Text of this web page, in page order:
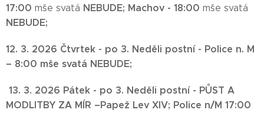
17:00 mše svatá NEBUDE; Machov - 18:00 mše svatá
NEBUDE;
12. 3. 2026 Čtvrtek - po 3. Neděli postní - Police n. M
– 8:00 mše svatá NEBUDE;
13. 3. 2026 Pátek - po 3. Neděli postní - PŮST A
MODLITBY ZA MÍR –Papež Lev XIV; Police n/M 17:00